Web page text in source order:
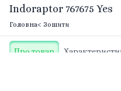
Indoraptor 767675 Yes
Головна< Зошити
Про товар